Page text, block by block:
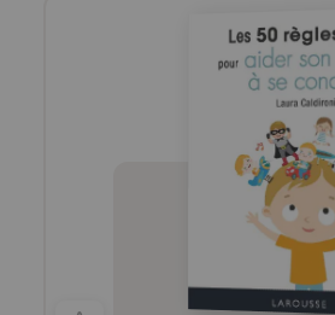
revenir au calme.